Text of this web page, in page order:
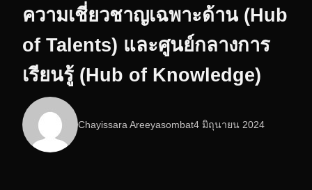
ความเชี่ยวชาญเฉพาะด้าน (Hub
of Talents) และศูนย์กลางการ
เรียนรู้ (Hub of Knowledge)
Chayissara Areeyasombat4 มิถุนายน 2024